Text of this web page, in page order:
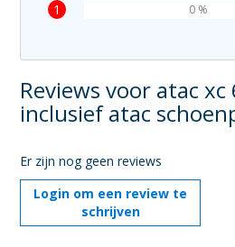
1 0 %
Reviews voor atac xc
inclusief atac
Er zijn nog geen reviews
Login om een review te
schrijven